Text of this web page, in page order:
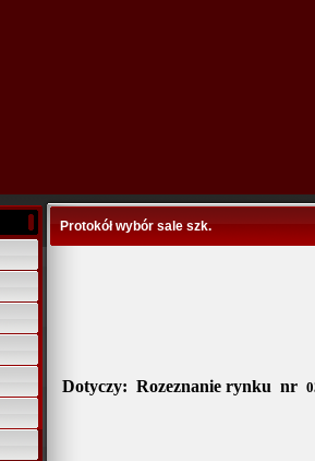
Protokół wybór sale szk.
Dotyczy: Rozeznanie rynku nr